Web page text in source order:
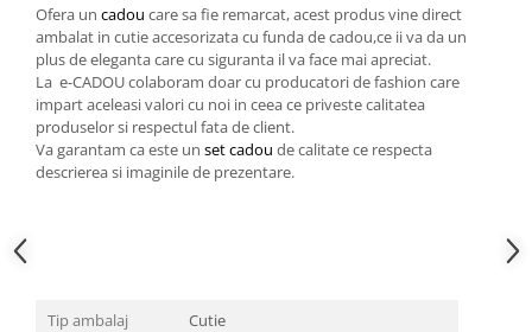
Ofera un cadou care sa fie remarcat, acest produs vine direct
ambalat in cutie accesorizata cu funda de cadou,ce ii va da un
plus de eleganta care cu siguranta il va face mai apreciat.
La e-CADOU colaboram doar cu producatori de fashion care
impart aceleasi valori cu noi in ceea ce priveste calitatea
produselor si respectul fata de client.
Va garantam ca este un set cadou de calitate ce respecta
descrierea si imaginile de prezentare.
Tip ambalaj Cutie